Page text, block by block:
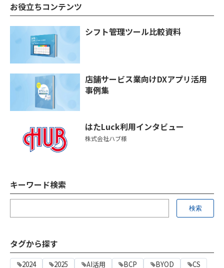
お役立ちコンテンツ
シフト管理ツール比較資料
店舗サービス業向けDXアプリ活用
事例集
はたLuck利用インタビュー
株式会社ハブ様
キーワード検索
タグから探す
2024 2025 AI活用 BCP BYOD CS